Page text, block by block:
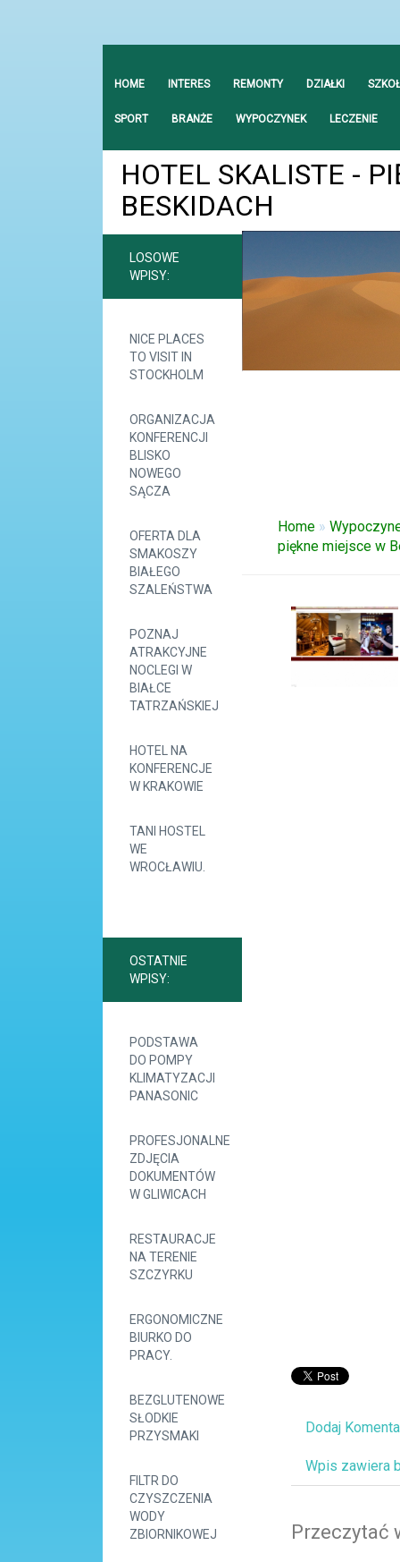
HOME INTERES REMONTY DZIAŁKI
SPORT BRANŻE WYPOCZYNEK LECZENIE
HOTEL SKALISTE -
BESKIDACH
LOSOWE
WPISY:
NICE PLACES
TO VISIT IN
STOCKHOLM
ORGANIZACJA
KONFERENCJI
BLISKO
NOWEGO
SĄCZA
OFERTA DLA
SMAKOSZY
BIAŁEGO
SZALEŃSTWA
POZNAJ
ATRAKCYJNE
NOCLEGI W
BIAŁCE
TATRZAŃSKIEJ
HOTEL NA
KONFERENCJE
W KRAKOWIE
TANI HOSTEL
WE
WROCŁAWIU.
OSTATNIE
WPISY:
PODSTAWA
DO POMPY
KLIMATYZACJI
PANASONIC
PROFESJONALNE
ZDJĘCIA
DOKUMENTÓW
W GLIWICACH
RESTAURACJE
NA TERENIE
SZCZYRKU
ERGONOMICZNE
BIURKO DO
PRACY.
BEZGLUTENOWE
SŁODKIE
PRZYSMAKI
FILTR DO
CZYSZCZENIA
WODY
ZBIORNIKOWEJ
Home »
piękne miejsce w
Dodaj
Wpis zawiera
Przeczytać